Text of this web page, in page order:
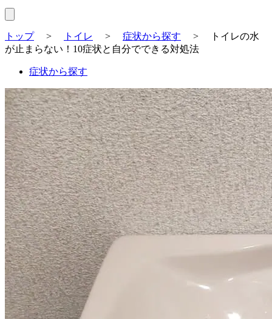
トップ> トイレ > 症状から探す >
トイレの水
が止まらない！10症状と自分でできる対処法
症状から探す